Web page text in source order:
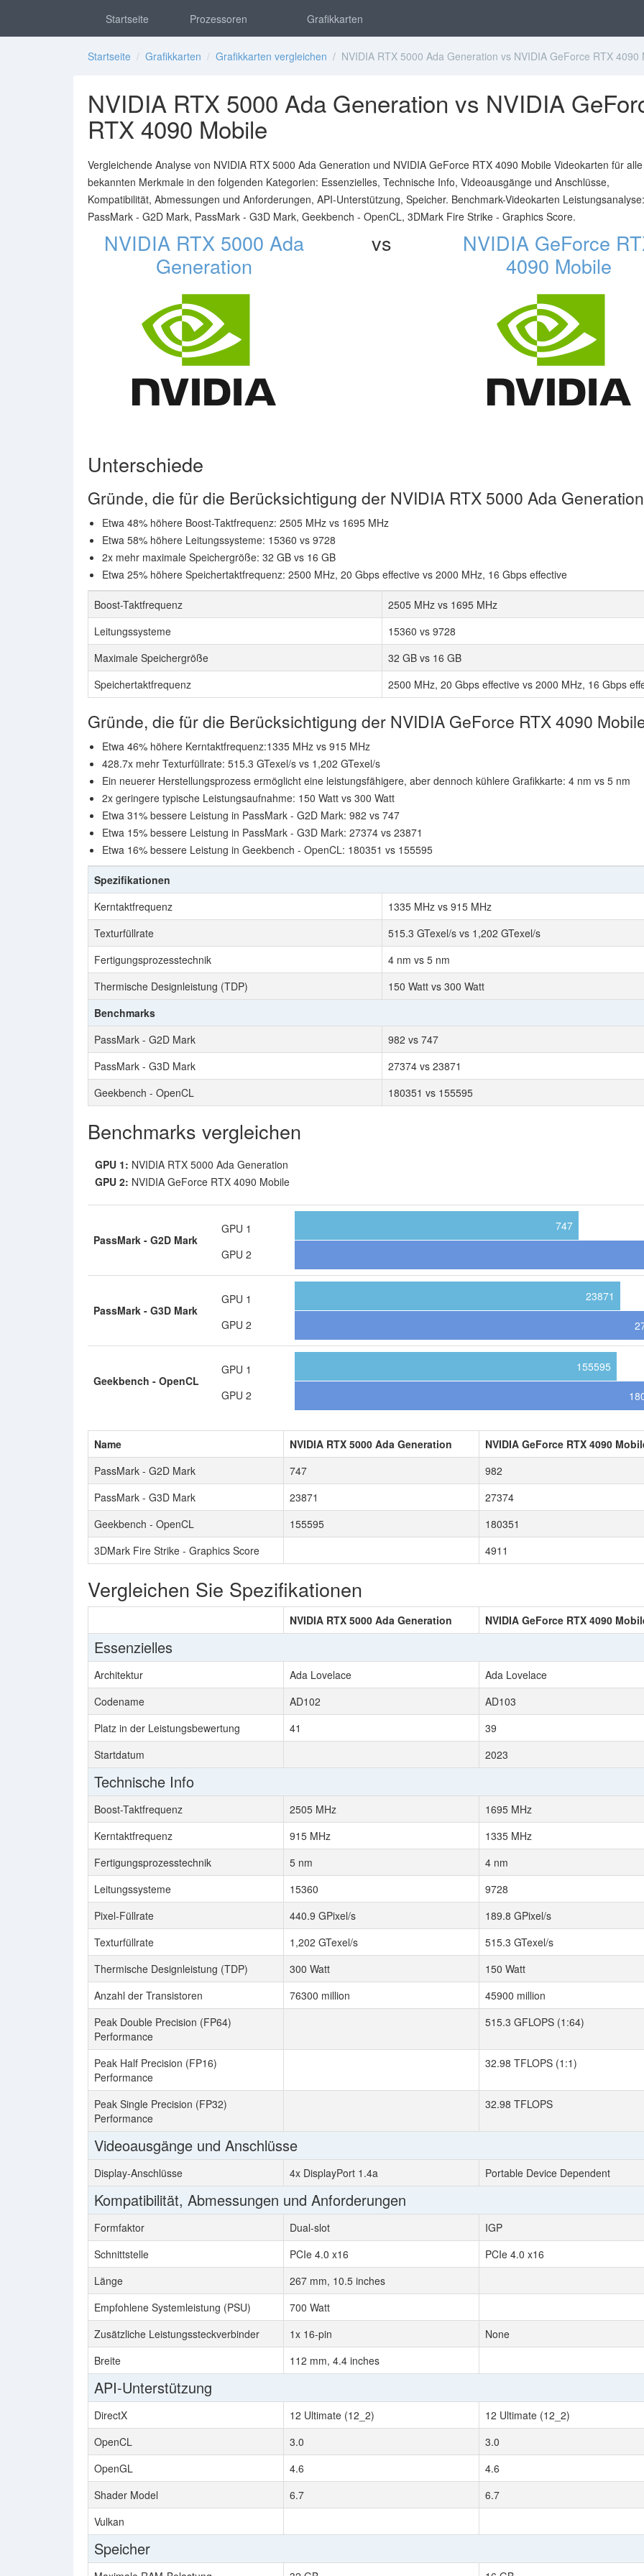
Startseite Prozessoren Grafikkarten
Startseite / Grafikkarten / Grafikkarten vergleichen / NVIDIA RTX 5000 Ada Generation vs NVIDIA GeForce RTX 4090
NVIDIA RTX 5000 Ada Generation vs NVIDIA
RTX 4090 Mobile
Vergleichende Analyse von NVIDIA RTX 5000 Ada Generation und NVIDIA GeForce RTX 4090 Mobile Videokarten für alle
bekannten Merkmale in den folgenden Kategorien: Essenzielles, Technische Info, Videoausgänge und Anschlüsse,
Kompatibilität, Abmessungen und Anforderungen, API-Unterstützung, Speicher. Benchmark-Videokarten Leistungsanalyse:
PassMark - G2D Mark, PassMark - G3D Mark, Geekbench - OpenCL, 3DMark Fire Strike - Graphics Score.
NVIDIA RTX 5000 Ada
Generation
vs
NVIDIA GeForce
4090 Mobile
Unterschiede
Gründe, die für die Berücksichtigung der NVIDIA RTX 5000 Ada Generation
Etwa 48% höhere Boost-Taktfrequenz: 2505 MHz vs 1695 MHz
Etwa 58% höhere Leitungssysteme: 15360 vs 9728
2x mehr maximale Speichergröße: 32 GB vs 16 GB
Etwa 25% höhere Speichertaktfrequenz: 2500 MHz, 20 Gbps effective vs 2000 MHz, 16 Gbps effective
Boost-Taktfrequenz
2505 MHz vs 1695 MHz
Leitungssysteme
15360 vs 9728
Maximale Speichergröße
32 GB vs 16 GB
Speichertaktfrequenz
2500 MHz, 20 Gbps effective vs 2000 MHz, 16 Gbps
Gründe, die für die Berücksichtigung der NVIDIA GeForce RTX 4090
Etwa 46% höhere Kerntaktfrequenz:1335 MHz vs 915 MHz
428.7x mehr Texturfüllrate: 515.3 GTexel/s vs 1,202 GTexel/s
Ein neuerer Herstellungsprozess ermöglicht eine leistungsfähigere, aber dennoch kühlere Grafikkarte: 4 nm vs 5 nm
2x geringere typische Leistungsaufnahme: 150 Watt vs 300 Watt
Etwa 31% bessere Leistung in PassMark - G2D Mark: 982 vs 747
Etwa 15% bessere Leistung in PassMark - G3D Mark: 27374 vs 23871
Etwa 16% bessere Leistung in Geekbench - OpenCL: 180351 vs 155595
Spezifikationen
Kerntaktfrequenz
1335 MHz vs 915 MHz
Texturfüllrate
515.3 GTexel/s vs 1,202 GTexel/s
Fertigungsprozesstechnik
4 nm vs 5 nm
Thermische Designleistung (TDP)
150 Watt vs 300 Watt
Benchmarks
PassMark - G2D Mark
982 vs 747
PassMark - G3D Mark
27374 vs 23871
Geekbench - OpenCL
180351 vs 155595
Benchmarks vergleichen
GPU 1: NVIDIA RTX 5000 Ada Generation
GPU 2: NVIDIA GeForce RTX 4090 Mobile
PassMark - G2D Mark
GPU 1
GPU 2
747
PassMark - G3D Mark
GPU 1
GPU 2
23871
Geekbench - OpenCL
GPU 1
GPU 2
155595
Name NVIDIA RTX 5000 Ada Generation
NVIDIA GeForce RTX 4090
PassMark - G2D Mark
747
982
PassMark - G3D Mark
23871
27374
Geekbench - OpenCL
155595
180351
3DMark Fire Strike - Graphics Score
4911
Vergleichen Sie Spezifikationen
NVIDIA RTX 5000 Ada Generation NVIDIA GeForce RTX 4090
Essenzielles
Architektur Ada Lovelace
Ada Lovelace
Codename
AD102
AD103
Platz in der Leistungsbewertung
41
39
Startdatum
2023
Technische Info
Boost-Taktfrequenz 2505 MHz
1695 MHz
Kerntaktfrequenz
915 MHz
1335 MHz
Fertigungsprozesstechnik
5 nm
4 nm
Leitungssysteme
15360
9728
Pixel-Füllrate
440.9 GPixel/s
189.8 GPixel/s
Texturfüllrate
1,202 GTexel/s
515.3 GTexel/s
Thermische Designleistung (TDP)
300 Watt
150 Watt
Anzahl der Transistoren
76300 million
45900 million
Peak Double Precision (FP64)
Performance
515.3 GFLOPS (1:64)
Peak Half Precision (FP16)
Performance
32.98 TFLOPS (1:1)
Peak Single Precision (FP32)
Performance
32.98 TFLOPS
Videoausgänge und Anschlüsse
Display-Anschlüsse 4x DisplayPort 1.4a Portable Device Dependent
Kompatibilität, Abmessungen und Anforderungen
Formfaktor Dual-slot
IGP
Schnittstelle
PCIe 4.0 x16
PCIe 4.0 x16
Länge
267 mm, 10.5 inches
Empfohlene Systemleistung (PSU)
700 Watt
Zusätzliche Leistungssteckverbinder
1x 16-pin
None
Breite
112 mm, 4.4 inches
API-Unterstützung
DirectX 12 Ultimate (12_2)
12 Ultimate (12_2)
OpenCL
3.0
3.0
OpenGL
4.6
4.6
Shader Model
6.7
6.7
Vulkan
Speicher